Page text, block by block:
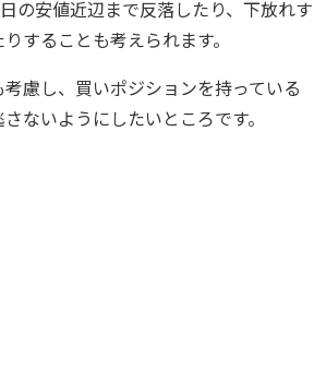
の安値近辺まで反落したり、下放れす
することも考えられます。
慮し、買いポジションを持っている
ないようにしたいところです。